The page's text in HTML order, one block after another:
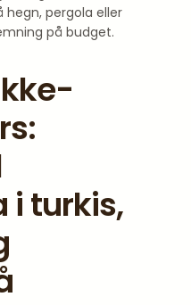
hegn, pergola eller
på budget.
i turkis,